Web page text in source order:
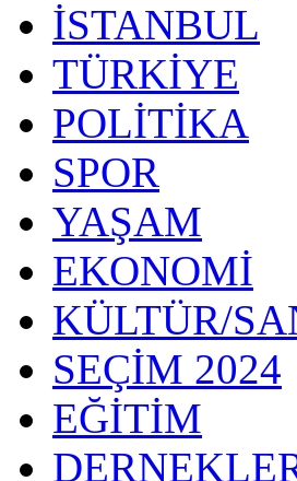
İSTANBUL
TÜRKİYE
POLİTİKA
SPOR
YAŞAM
EKONOMİ
KÜLTÜR/
SEÇİM 2024
EĞİTİM